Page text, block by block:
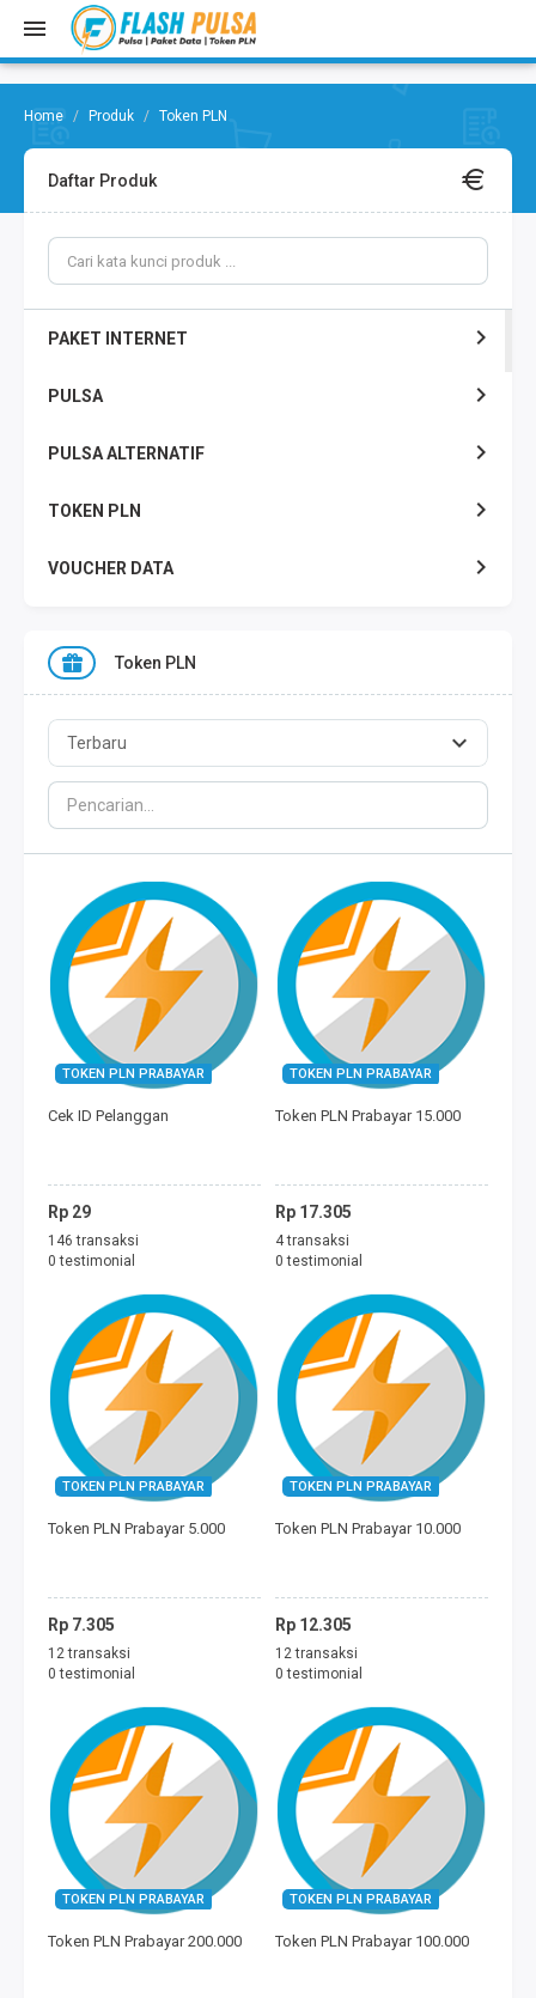
Produk Token PLN
Daftar Produk
PAKET INTERNET
PULSA
PULSA ALTERNATIF
TOKEN PLN
VOUCHER DATA
AXIS DATA
THREE DATA
INDOSAT DATA
SMART DATA
TELKOMSEL ZONA
TELKOMSEL COMBO
WIFI ID
FREEDOM MINI
PERMAINAN
MOBILE LEGENDS
FREE FIRE
PUBG
DANA
SALDO GRAB
Token PLN
TOKEN PLN PRABAYAR
Cek ID Pelanggan
Rp 29
146 transaksi
0 testimonial
TOKEN PLN PRABAYAR
Token PLN Prabayar 15.000
Rp 17.305
4 transaksi
0 testimonial
TOKEN PLN PRABAYAR
Token PLN Prabayar 5.000
Rp 7.305
12 transaksi
0 testimonial
TOKEN PLN PRABAYAR
Token PLN Prabayar 10.000
Rp 12.305
12 transaksi
0 testimonial
TOKEN PLN PRABAYAR
Token PLN Prabayar 200.000
TOKEN PLN PRABAYAR
Token PLN Prabayar 100.000